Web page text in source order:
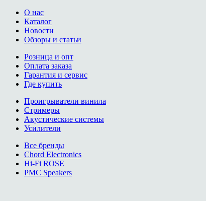
О нас
Каталог
Новости
Обзоры и статьи
Розница и опт
Оплата заказа
Гарантия и сервис
Где купить
Проигрыватели винила
Стримеры
Акустические системы
Усилители
Все бренды
Chord Electronics
Hi-Fi ROSE
PMC Speakers